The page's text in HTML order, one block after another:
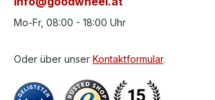
Mo-Fr, 08:00 - 18:00 Uhr
Oder über unser Kontaktformular.